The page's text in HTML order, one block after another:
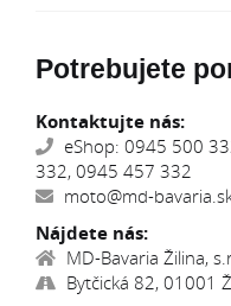
Potrebujete
Kontaktujte nás:
eShop: 0945 500
332, 0945 457 332
moto@md-
Nájdete nás:
MD-Bavaria Žilina,
Bytčická 82, 01001